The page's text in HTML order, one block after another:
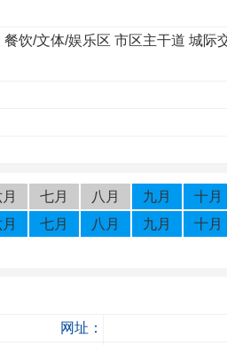
餐饮/文体/娱乐区 市区主干道 城际
七月 八月 九月 十月
七月 八月 九月 十月
网址：